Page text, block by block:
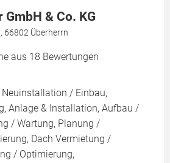
& Co. KG
66802 Überherrn
aus 18 Bewertungen
Neuinstallation / Einbau,
Anlage & Installation, Aufbau /
/ Wartung, Planung /
Dach Vermietung /
/ Optimierung,